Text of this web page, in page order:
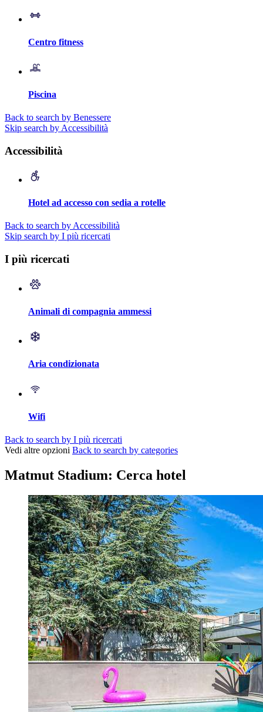
Centro fitness
Piscina
Back to search by Benessere
Skip search by Accessibilità
Accessibilità
Hotel ad accesso con sedia a rotelle
Back to search by Accessibilità
Skip search by I più ricercati
I più ricercati
Animali di compagnia ammessi
Aria condizionata
Wifi
Back to search by I più ricercati
Vedi altre opzioni Back to search by categories
Matmut Stadium: Cerca hotel